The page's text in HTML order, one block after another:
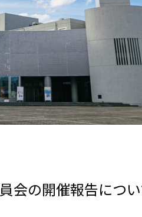
会の開催報告につ